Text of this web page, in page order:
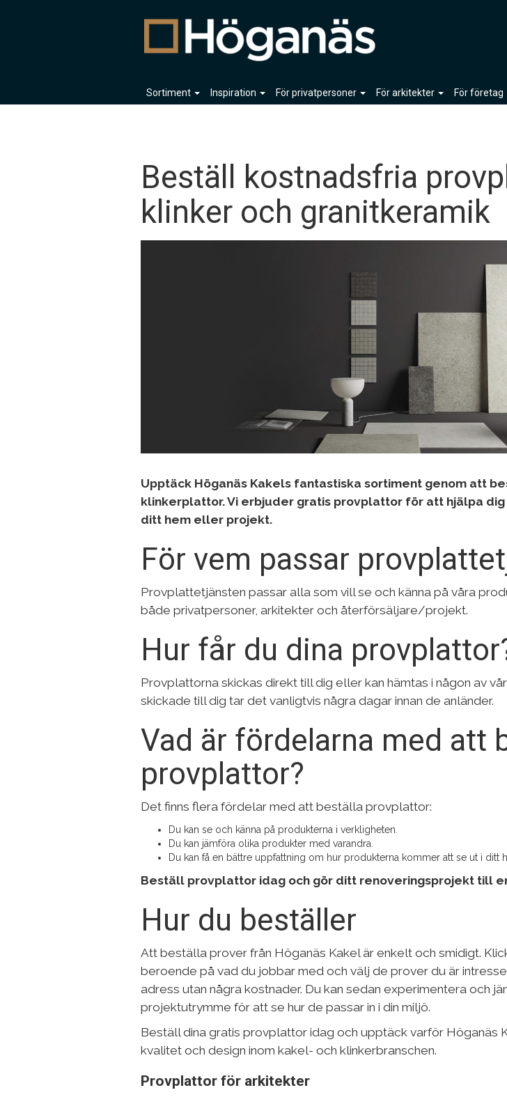
Sortiment Inspiration För privatpersoner För arkitekter För företag
Beställ kostnadsfria
klinker och granitkeramik
Upptäck Höganäs Kakels fantastiska sortiment genom att
klinkerplattor. Vi erbjuder gratis provplattor för att hjälpa
ditt hem eller projekt.
För vem passar
Provplattetjänsten passar alla som vill se och känna på våra
både privatpersoner, arkitekter och återförsäljare/projekt.
Hur får du dina
Provplattorna skickas direkt till dig eller kan hämtas i någon av
skickade till dig tar det vanligtvis några dagar innan de anländer.
Vad är fördelarna med att
provplattor?
Det finns flera fördelar med att beställa provplattor:
Du kan se och känna på produkterna i verkligheten.
Du kan jämföra olika produkter med varandra.
Du kan få en bättre uppfattning om hur produkterna kommer att se ut i ditt
Beställ provplattor idag och gör ditt renoveringsprojekt till
Hur du beställer
Att beställa prover från Höganäs Kakel är enkelt och smidigt.
beroende på vad du jobbar med och välj de prover du är
adress utan några kostnader. Du kan sedan experimentera och
projektutrymme för att se hur de passar in i din miljö.
Beställ dina gratis provplattor idag och upptäck varför Höganäs
kvalitet och design inom kakel- och klinkerbranschen.
Provplattor för arkitekter